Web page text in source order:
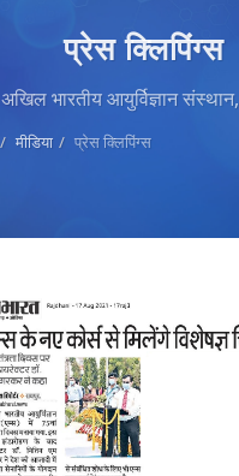
प्रेस क्लिपिंग्स
अखिल भारतीय आयुर्विज्ञान
मीडिया प्रेस क्लिपिंग्स